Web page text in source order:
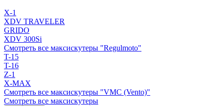
X-1
XDV TRAVELER
GRIDO
XDV 300Si
Смотреть все максискутеры "Regulmoto"
T-15
T-16
Z-1
X-MAX
Смотреть все максискутеры "VMC (Vento)"
Смотреть все максискутеры